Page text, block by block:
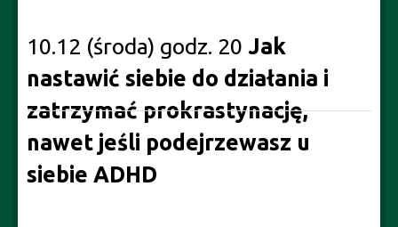
10.12 (środa) godz. 20 Jak
nastawić siebie do działania i
zatrzymać prokrastynację,
nawet jeśli podejrzewasz u
siebie ADHD